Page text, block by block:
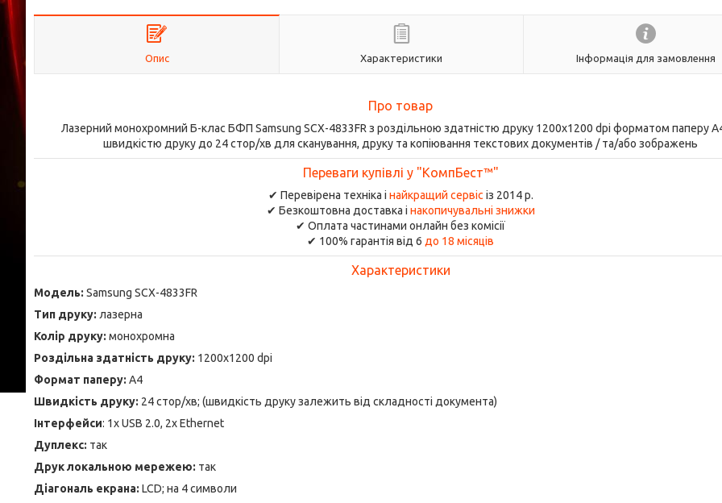
Опис Характеристики Інформація для замовлення
Про товар
Лазерний монохромний Б-клас БФП Samsung SCX-4833FR з роздільною здатністю друку 1200x1200 dpi форматом паперу
швидкістю друку до 24 стор/хв для сканування, друку та копіювання текстових документів / та/або зображень
Переваги купівлі у "КомпБест™"
✔ Перевірена техніка і найкращий сервіс із 2014 р.
✔ Безкоштовна доставка і накопичувальні знижки
✔ Оплата частинами онлайн без комісії
✔ 100% гарантія від 6 до 18 місяців
Характеристики
Модель: Samsung SCX-4833FR
Тип друку: лазерна
Колір друку: монохромна
Роздільна здатність друку: 1200x1200 dpi
Формат паперу: A4
Швидкість друку: 24 стор/хв; (швидкість друку залежить від складності документа)
Інтерфейси: 1x USB 2.0, 2x Ethernet
Дуплекс: так
Друк локальною мережею: так
Діагональ екрана: LCD; на 4 символи